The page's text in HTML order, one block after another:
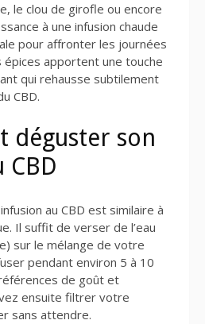
le clou de girofle ou encore
à une infusion chaude
pour affronter les journées
épices apportent une touche
qui rehausse subtilement
CBD.
déguster son
CBD
au CBD est similaire à
Il suffit de verser de l’eau
sur le mélange de votre
pendant environ 5 à 10
de goût et
ensuite filtrer votre
sans attendre.